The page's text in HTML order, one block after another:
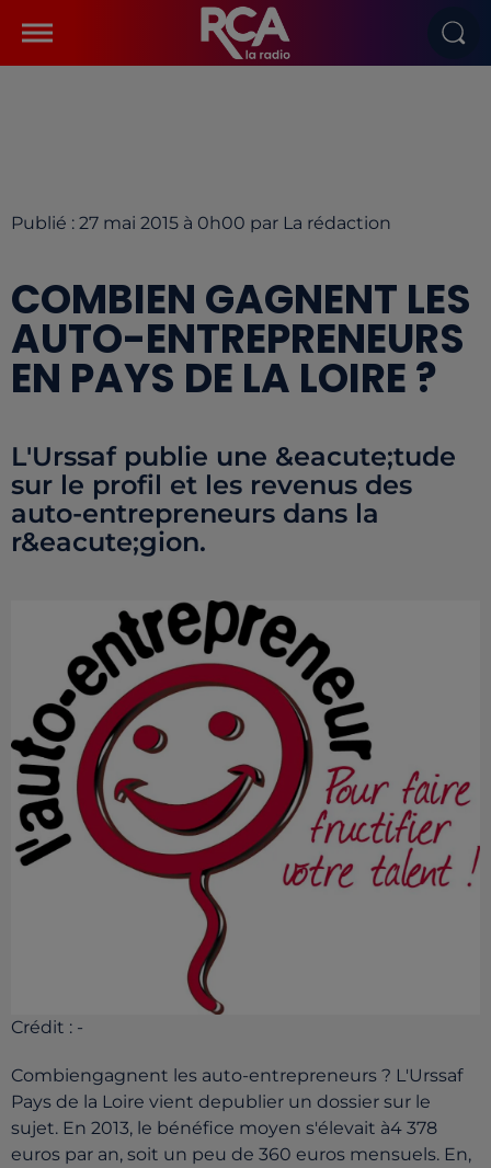
Publié : 27 mai 2015 à 0h00 par La rédaction
COMBIEN GAGNENT LES
AUTO-ENTREPRENEURS
EN PAYS DE LA LOIRE ?
L'Urssaf publie une &eacute;tude
sur le profil et les revenus des
auto-entrepreneurs dans la
r&eacute;gion.
Crédit : -
Combiengagnent les auto-entrepreneurs ? L'Urssaf
Pays de la Loire vient depublier un dossier sur le
sujet. En 2013, le bénéfice moyen s'élevait à4 378
euros par an, soit un peu de 360 euros mensuels. En,